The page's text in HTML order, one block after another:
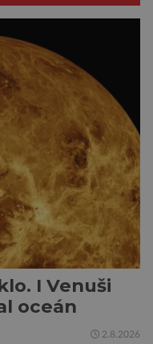
I Venuši
oceán
2.8.2026